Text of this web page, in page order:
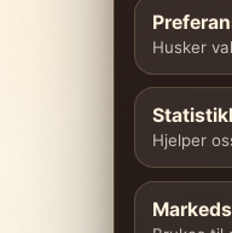
Husker
Hjelper